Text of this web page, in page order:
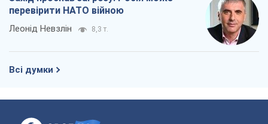
перевірити НАТО війною
Леонід Невзлін 8,3 т.
Всі думки